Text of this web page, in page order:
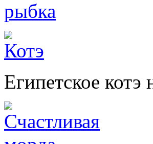
Египетское котэ